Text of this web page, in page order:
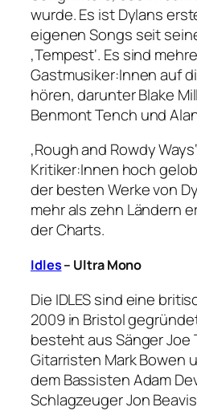
wurde. Es ist Dylans
eigenen Songs seit
‚Tempest‘. Es sind
Gastmusiker:Innen auf
hören, darunter Blake
Benmont Tench und
‚Rough and Rowdy
Kritiker:Innen hoch
der besten Werke von
mehr als zehn Ländern
der Charts.
Idles– Ultra Mono
Die IDLES sind eine
2009 in Bristol
besteht aus Sänger Joe
Gitarristen Mark Bowen
dem Bassisten Adam
Schlagzeuger Jon